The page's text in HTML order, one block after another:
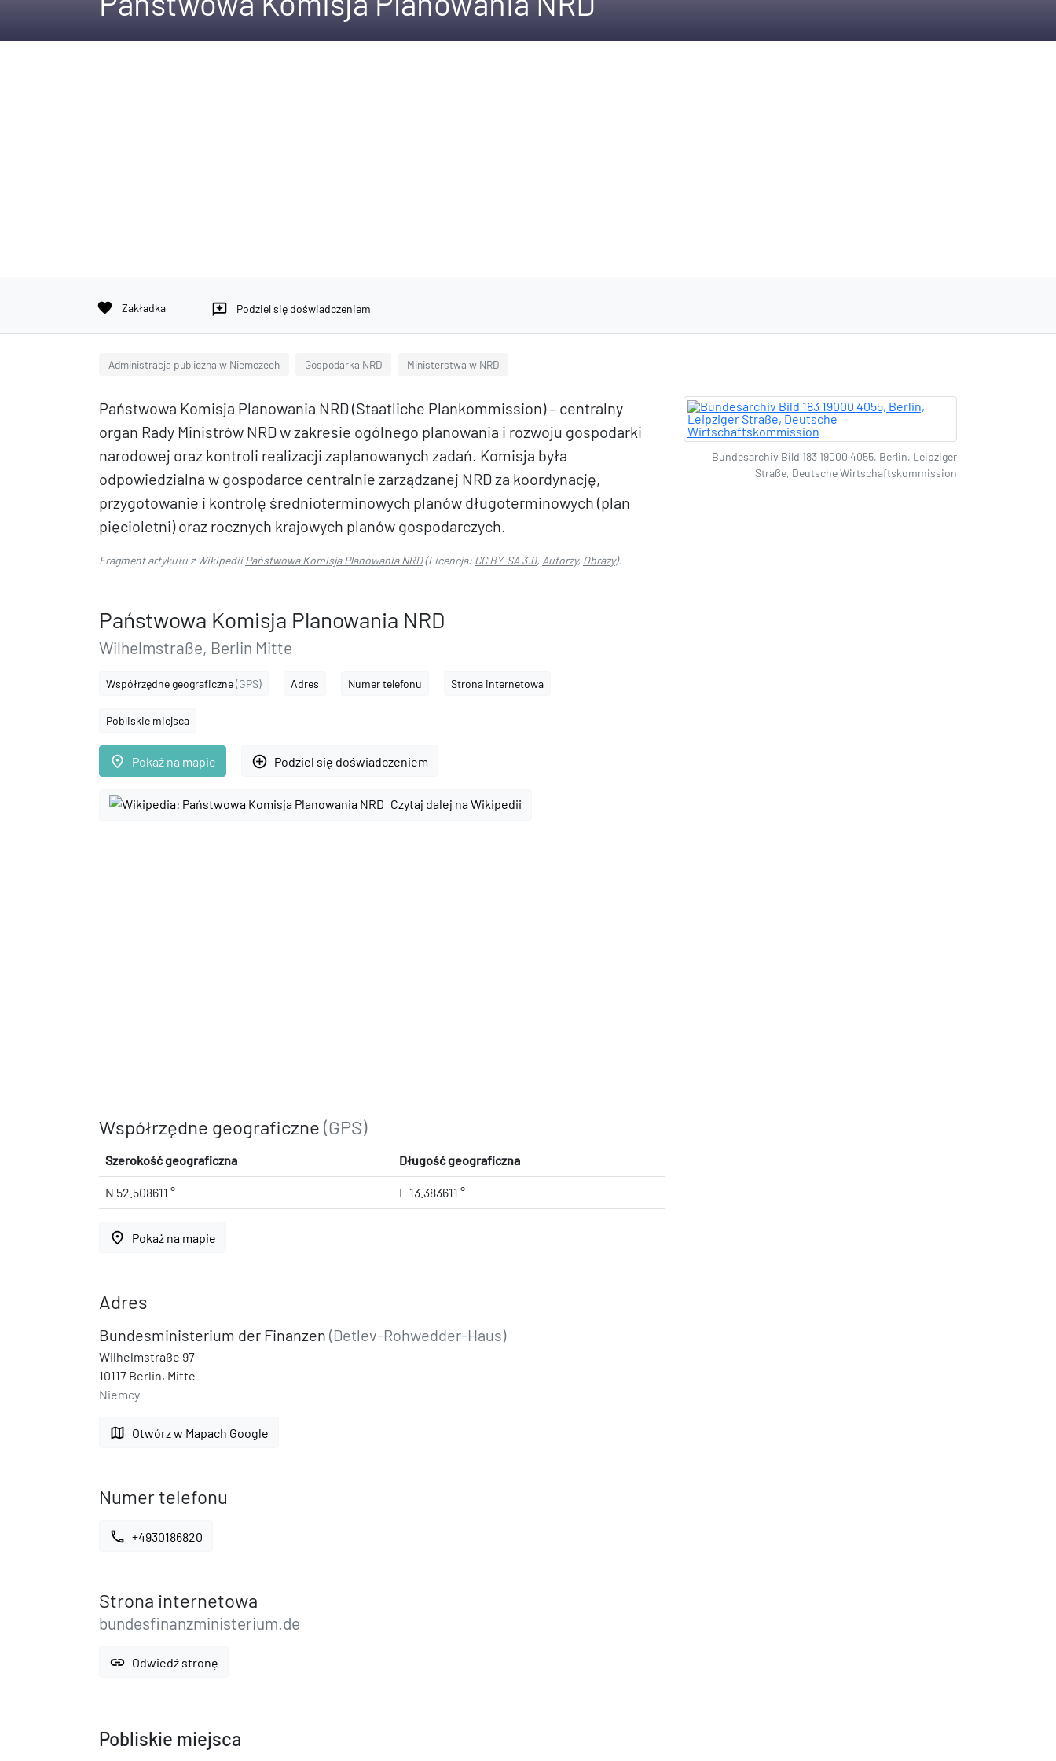
favorite Zakładka reviews Podziel się doświadczeniem
Administracja publiczna w Niemczech Gospodarka NRD Ministerstwa w NRD
Państwowa Komisja Planowania NRD (Staatliche Plankommission) – centralny
organ Rady Ministrów NRD w zakresie ogólnego planowania i rozwoju gospodarki
narodowej oraz kontroli realizacji zaplanowanych zadań. Komisja była
odpowiedzialna w gospodarce centralnie zarządzanej NRD za koordynację,
przygotowanie i kontrolę średnioterminowych planów długoterminowych (plan
pięcioletni) oraz rocznych krajowych planów gospodarczych.
Fragment artykułu z WikipediiPaństwowa Komisja Planowania NRD(Licencja: CC BY-SA 3.0, Autorzy, Obrazy).
Państwowa Komisja Planowania NRD
Wilhelmstraße, Berlin Mitte
Współrzędne geograficzne(GPS) Adres Numer telefonu Strona internetowa
Pobliskie miejsca
place Pokaż na mapie add_circle_outline Podziel się doświadczeniem
Czytaj dalej na Wikipedii
Współrzędne geograficzne (GPS)
Szerokość geograficzna Długość geograficzna
N 52.508611 ° E 13.383611 °
place Pokaż na mapie
Adres
Bundesministerium der Finanzen (Detlev-Rohwedder-Haus)
Wilhelmstraße 97
10117 Berlin, Mitte
Niemcy
map Otwórz w Mapach Google
Numer telefonu
call +4930186820
Strona internetowa
bundesfinanzministerium.de
link Odwiedź stronę
Bundesarchiv Bild 183 19000 4055, Berlin, Leipziger
Straße, Deutsche Wirtschaftskommission
Pobliskie miejsca